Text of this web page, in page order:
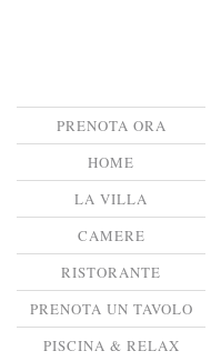
PRENOTA ORA
HOME
LA VILLA
CAMERE
RISTORANTE
PRENOTA UN TAVOLO
PISCINA & RELAX